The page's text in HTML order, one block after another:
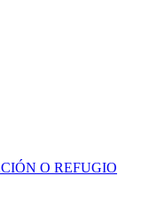
O REFUGIO